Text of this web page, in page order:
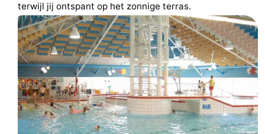
doen
Musea
Monumenten
Kerken
Molens
terwijl jij ontspant op het zonnige terras.